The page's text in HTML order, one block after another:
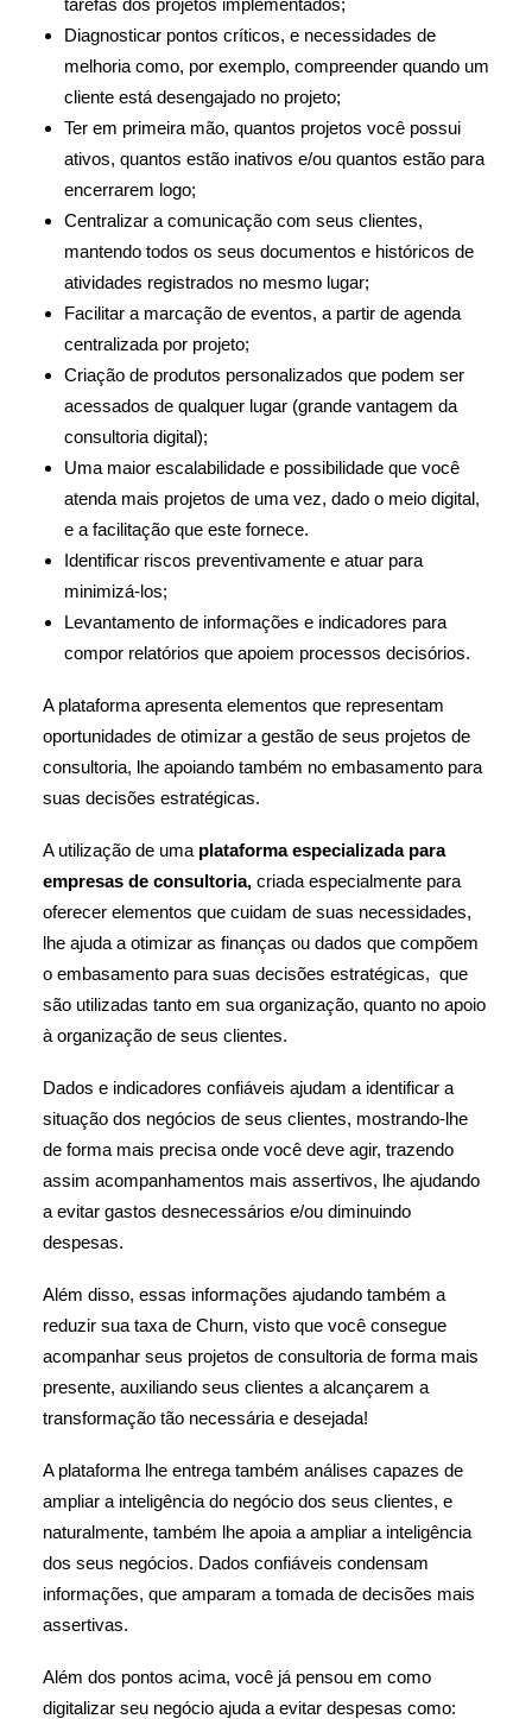
tarefas dos projetos implementados;
Diagnosticar pontos críticos, e necessidades de
melhoria como, por exemplo, compreender quando um
cliente está desengajado no projeto;
Ter em primeira mão, quantos projetos você possui
ativos, quantos estão inativos e/ou quantos estão para
encerrarem logo;
Centralizar a comunicação com seus clientes,
mantendo todos os seus documentos e históricos de
atividades registrados no mesmo lugar;
Facilitar a marcação de eventos, a partir de agenda
centralizada por projeto;
Criação de produtos personalizados que podem ser
acessados de qualquer lugar (grande vantagem da
consultoria digital);
Uma maior escalabilidade e possibilidade que você
atenda mais projetos de uma vez, dado o meio digital,
e a facilitação que este fornece.
Identificar riscos preventivamente e atuar para
minimizá-los;
Levantamento de informações e indicadores para
compor relatórios que apoiem processos decisórios.
A plataforma apresenta elementos que representam
oportunidades de otimizar a gestão de seus projetos de
consultoria, lhe apoiando também no embasamento para
suas decisões estratégicas.
A utilização de uma plataforma especializada para
empresas de consultoria, criada especialmente para
oferecer elementos que cuidam de suas necessidades,
lhe ajuda a otimizar as finanças ou dados que compõem
o embasamento para suas decisões estratégicas, que
são utilizadas tanto em sua organização, quanto no apoio
à organização de seus clientes.
Dados e indicadores confiáveis ajudam a identificar a
situação dos negócios de seus clientes, mostrando-lhe
de forma mais precisa onde você deve agir, trazendo
assim acompanhamentos mais assertivos, lhe ajudando
a evitar gastos desnecessários e/ou diminuindo
despesas.
Além disso, essas informações ajudando também a
reduzir sua taxa de Churn, visto que você consegue
acompanhar seus projetos de consultoria de forma mais
presente, auxiliando seus clientes a alcançarem a
transformação tão necessária e desejada!
A plataforma lhe entrega também análises capazes de
ampliar a inteligência do negócio dos seus clientes, e
naturalmente, também lhe apoia a ampliar a inteligência
dos seus negócios. Dados confiáveis condensam
informações, que amparam a tomada de decisões mais
assertivas.
Além dos pontos acima, você já pensou em como
digitalizar seu negócio ajuda a evitar despesas como: